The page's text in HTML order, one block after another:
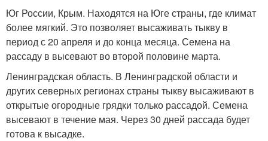
Юг России, Крым. Находятся на Юге страны, где климат
более мягкий. Это позволяет высаживать тыкву в
период с 20 апреля и до конца месяца. Семена на
рассаду в высевают во второй половине марта.
Ленинградская область. В Ленинградской области и
других северных регионах страны тыкву высаживают в
открытые огородные грядки только рассадой. Семена
высевают в течение мая. Через 30 дней рассада будет
готова к высадке.